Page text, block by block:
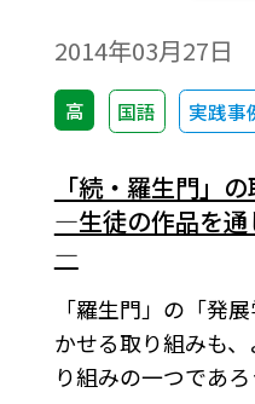
2014年03月27日
高 国語 実践事
「続・羅生門」
―生徒の作品を通
―
「羅生門」の「発
かせる取り組みも
り組みの一つであ